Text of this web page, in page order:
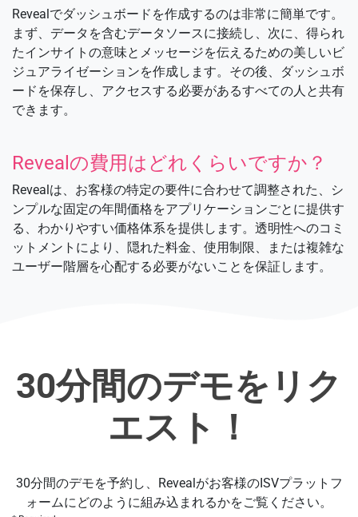
Revealでダッシュボードを作成するのは非常に簡単です。
まず、データを含むデータソースに接続し、次に、得られ
たインサイトの意味とメッセージを伝えるための美しいビ
ジュアライゼーションを作成します。その後、ダッシュボ
ードを保存し、アクセスする必要があるすべての人と共有
できます。
Revealの費用はどれくらいですか？
Revealは、お客様の特定の要件に合わせて調整された、シ
ンプルな固定の年間価格をアプリケーションごとに提供す
る、わかりやすい価格体系を提供します。透明性へのコミ
ットメントにより、隠れた料金、使用制限、または複雑な
ユーザー階層を心配する必要がないことを保証します。
30分間のデモをリク
エスト！
30分間のデモを予約し、Revealがお客様のISVプラットフ
ォームにどのように組み込まれるかをご覧ください。